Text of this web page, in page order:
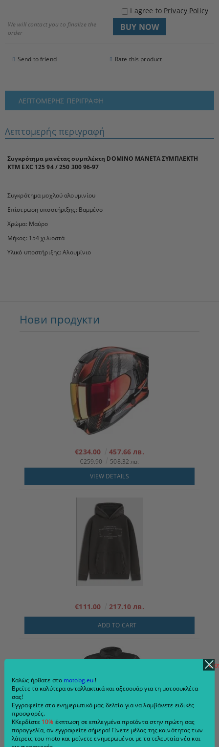
I agree to Privacy Policy
We will contact you to finalize the
order
Send to friend Rate this product
ΛΕΠΤΟΜΕΡΉΣ ΠΕΡΙΓΡΑΦΉ
Λεπτομερής περιγραφή
Συγκρότημα μανέτας συμπλέκτη DOMINO ΜΑΝΕΤΑ ΣΥΜΠΛΕΚΤΗ
KTM EXC 125 94 / 250 300 96-97
Συγκρότημα μοχλού αλουμινίου
Επίστρωση υποστήριξης: Βαμμένο
Χρώμα: Μαύρο
Μήκος: 154 χιλιοστά
Υλικό υποστήριξης: Αλουμίνιο
Нови продукти
€234.00 457.66 лв.
€259.90
508.32 лв.
VIEW DETAILS
€111.00 217.10 лв.
ADD TO CART
Καλώς ήρθατε στο motobg.eu !
Βρείτε τα καλύτερα ανταλλακτικά και αξεσουάρ για τη μοτοσυκλέτα
σας!
Εγγραφείτε στο ενημερωτικό μας δελτίο για να λαμβάνετε ειδικές
προσφορές.
ΚΚερδίστε 10% έκπτωση σε επιλεγμένα προϊόντα στην πρώτη σας
παραγγελία, αν εγγραφείτε σήμερα! Γίνετε μέλος της κοινότητας των
λάτρεις του moto και μείνετε ενημερωμένοι με τα τελευταία νέα και